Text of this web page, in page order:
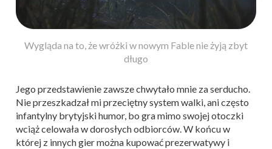
Wygląda na to, że wróżki w nowym Fable nie żyją zbyt
długo
Jego przedstawienie zawsze chwytało mnie za serducho.
Nie przeszkadzał mi przeciętny system walki, ani często
infantylny brytyjski humor, bo gra mimo swojej otoczki
wciąż celowała w dorosłych odbiorców. W końcu w
której z innych gier można kupować prezerwatywy i